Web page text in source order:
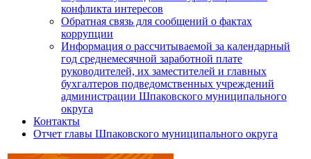
конфликта интересов
Обратная связь для сообщений о фактах
коррупции
Информация о рассчитываемой за календарный
год среднемесячной заработной плате
руководителей, их заместителей и главных
бухгалтеров подведомственных учреждений
администрации Шпаковского муниципального
округа
Контакты
Отчет главы Шпаковского муниципального округа